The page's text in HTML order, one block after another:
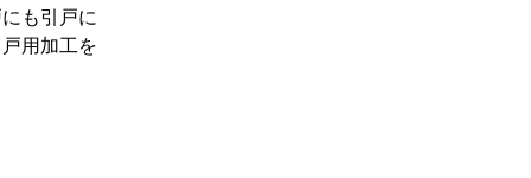
も引戸に
用加工を